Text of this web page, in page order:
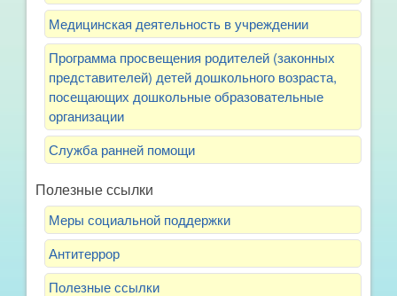
Медицинская деятельность в учреждении
Программа просвещения родителей (законных
представителей) детей дошкольного возраста,
посещающих дошкольные образовательные
организации
Служба ранней помощи
Полезные ссылки
Меры социальной поддержки
Антитеррор
Полезные ссылки